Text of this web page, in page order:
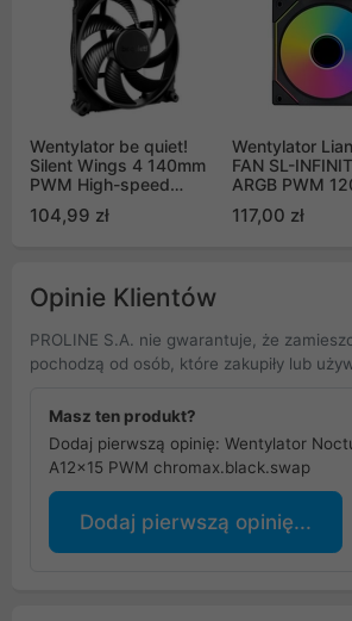
Wentylator be quiet!
Silent Wings 4 140mm
PWM High-speed
104,99 zł
Wentylator
FAN SL-
ARGB PWM
117,00 zł
Opinie Klientów
PROLINE S.A. nie gwarantuje, że
pochodzą od osób, które zakupiły lub
Masz ten produkt?
Dodaj pierwszą opinię: Wentylator
A12x15 PWM chromax.black.swap
Dodaj pierwszą opinię...